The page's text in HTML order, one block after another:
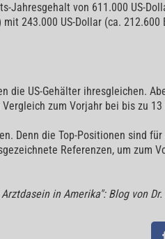
von 611.000 US-
243.000 US-Dollar (ca. 212.600
die US-Gehälter ihresgleichen.
zum Vorjahr bei bis zu
Denn die Top-Positionen sind
Referenzen, um zum
in Amerika": Blog von